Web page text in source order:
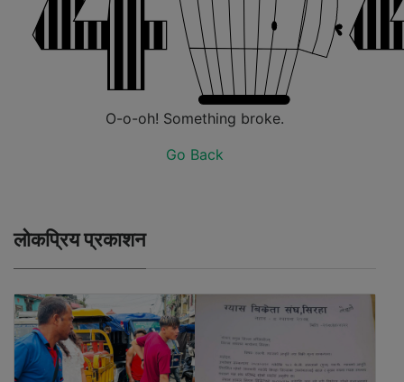
O-o-oh! Something broke.
Go Back
लोकप्रिय प्रकाशन